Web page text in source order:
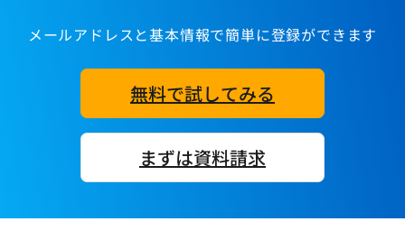
メールアドレスと基本情報で簡単に登録ができます
無料で試してみる
まずは資料請求